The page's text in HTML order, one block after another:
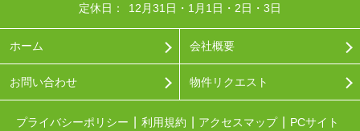
定休日：
12月31日・1月1日・2日・3日
ホーム 会社概要
お問い合わせ 物件リクエスト
プライバシーポリシー 利用規約 アクセスマップ PCサイト